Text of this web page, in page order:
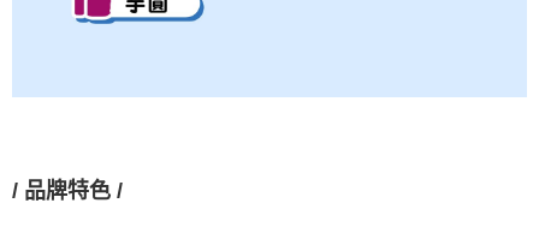
/ 品牌特色 /